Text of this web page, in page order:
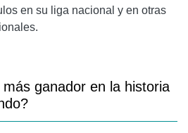
en su liga nacional y en otras
ganador en la historia